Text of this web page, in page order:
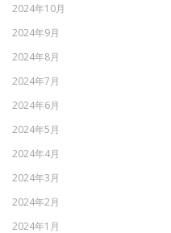
2024年10月
2024年9月
2024年8月
2024年7月
2024年6月
2024年5月
2024年4月
2024年3月
2024年2月
2024年1月